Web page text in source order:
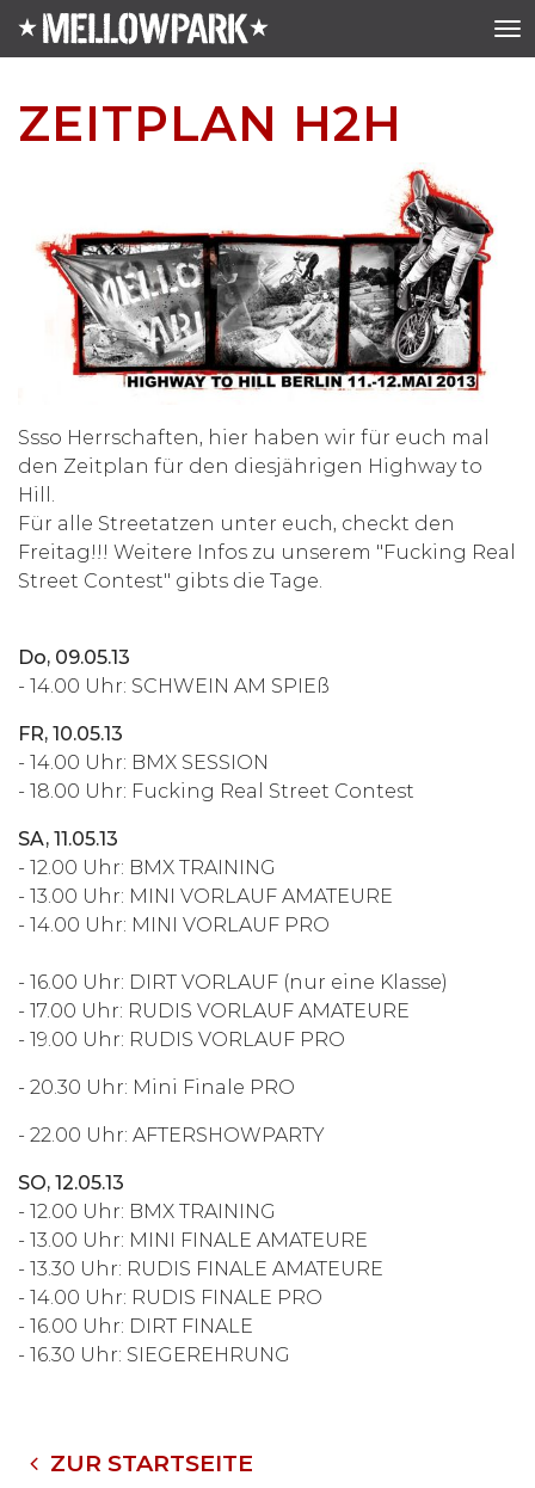
ZEITPLAN H2H
Ssso Herrschaften, hier haben wir für euch mal
den Zeitplan für den diesjährigen Highway to
Hill.
Für alle Streetatzen unter euch, checkt den
Freitag!!! Weitere Infos zu unserem "Fucking Real
Street Contest" gibts die Tage.
Do, 09.05.13
- 14.00 Uhr: SCHWEIN AM SPIEß
FR, 10.05.13
- 14.00 Uhr: BMX SESSION
- 18.00 Uhr: Fucking Real Street Contest
SA, 11.05.13
- 12.00 Uhr: BMX TRAINING
- 13.00 Uhr: MINI VORLAUF AMATEURE
- 14.00 Uhr: MINI VORLAUF PRO
- 16.00 Uhr: DIRT VORLAUF (nur eine Klasse)
- 17.00 Uhr: RUDIS VORLAUF AMATEURE
- 19.00 Uhr: RUDIS VORLAUF PRO
- 20.30 Uhr: Mini Finale PRO
- 22.00 Uhr: AFTERSHOWPARTY
SO, 12.05.13
- 12.00 Uhr: BMX TRAINING
- 13.00 Uhr: MINI FINALE AMATEURE
- 13.30 Uhr: RUDIS FINALE AMATEURE
- 14.00 Uhr: RUDIS FINALE PRO
- 16.00 Uhr: DIRT FINALE
- 16.30 Uhr: SIEGEREHRUNG
ZUR STARTSEITE